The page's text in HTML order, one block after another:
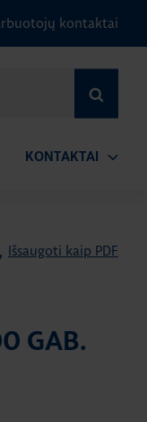
kontaktai
KONTAKTAI
Išsaugoti kaip PDF
GAB.